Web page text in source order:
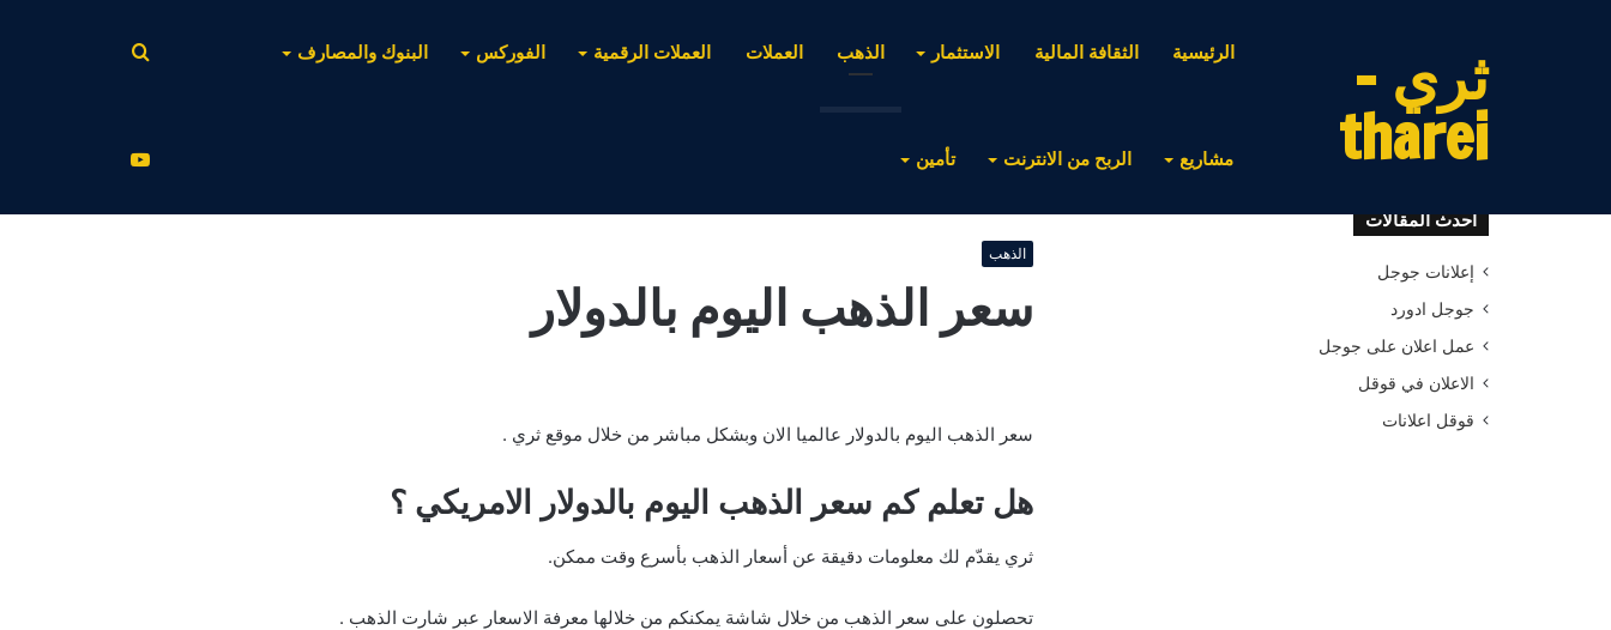
ثري -
tharei
الرئيسية الثقافة المالية الاستثمار الذهب العملات العملات الرقمية الفوركس البنوك والمصارف
مشاريع الربح من الانترنت تأمين عن
الذهب
سعر الذهب اليوم بالدولار
سعر الذهب اليوم بالدولار عالميا الان وبشكل مباشر من خلال موقع ثري .
هل تعلم كم سعر الذهب اليوم بالدولار الامريكي ؟
ثري يقدّم لك معلومات دقيقة عن أسعار الذهب بأسرع وقت ممكن.
تحصلون على سعر الذهب من خلال شاشة يمكنكم من خلالها معرفة الاسعار عبر شارت الذهب .
أحدث المقالات
إعلانات جوجل
جوجل ادورد
عمل اعلان على جوجل
الاعلان في قوقل
قوقل اعلانات